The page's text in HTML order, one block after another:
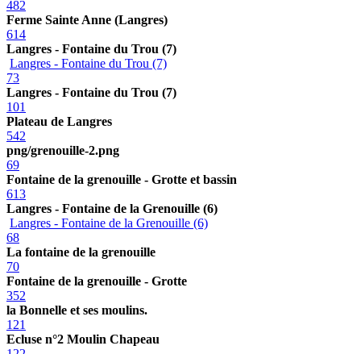
482
Ferme Sainte Anne (Langres)
614
Langres - Fontaine du Trou (7)
Langres - Fontaine du Trou (7)
73
Langres - Fontaine du Trou (7)
101
Plateau de Langres
542
png/grenouille-2.png
69
Fontaine de la grenouille - Grotte et bassin
613
Langres - Fontaine de la Grenouille (6)
Langres - Fontaine de la Grenouille (6)
68
La fontaine de la grenouille
70
Fontaine de la grenouille - Grotte
352
la Bonnelle et ses moulins.
121
Ecluse n°2 Moulin Chapeau